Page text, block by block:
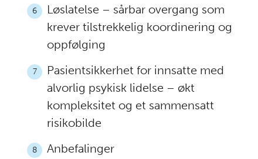
6
Løslatelse – sårbar overgang som
krever tilstrekkelig koordinering og
oppfølging
7
Pasientsikkerhet for innsatte med
alvorlig psykisk lidelse – økt
kompleksitet og et sammensatt
risikobilde
8 Anbefalinger